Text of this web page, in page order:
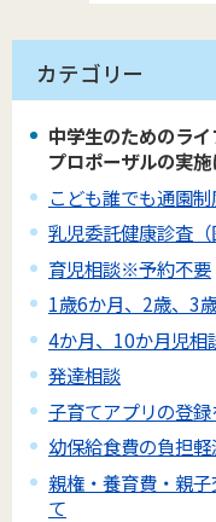
カテゴリー
中学生のためのラ
プロポーザルの実
こども誰でも通園
乳児委託健康診査（
育児相談※予約不要
1歳6か月、2歳、3
4か月、10か月児相
発達相談
子育てアプリの登録
幼保給食費の負担
親権・養育費・親
て